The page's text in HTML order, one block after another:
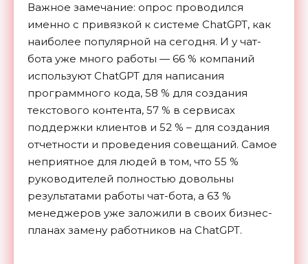
Важное замечание: опрос проводился
именно с привязкой к системе ChatGPT, как
наиболее популярной на сегодня. И у чат-
бота уже много работы — 66 % компаний
используют ChatGPT для написания
программного кода, 58 % для создания
текстового контента, 57 % в сервисах
поддержки клиентов и 52 % – для создания
отчетности и проведения совещаний. Самое
неприятное для людей в том, что 55 %
руководителей полностью довольны
результатами работы чат-бота, а 63 %
менеджеров уже заложили в своих бизнес-
планах замену работников на ChatGPT.